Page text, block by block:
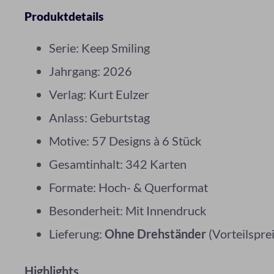
Produktdetails
Serie: Keep Smiling
Jahrgang: 2026
Verlag: Kurt Eulzer
Anlass: Geburtstag
Motive: 57 Designs à 6 Stück
Gesamtinhalt: 342 Karten
Formate: Hoch- & Querformat
Besonderheit: Mit Innendruck
Lieferung: Ohne Drehständer
Highlights